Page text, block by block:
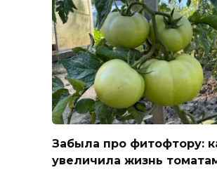
Забыла про фитофтору:
увеличила жизнь